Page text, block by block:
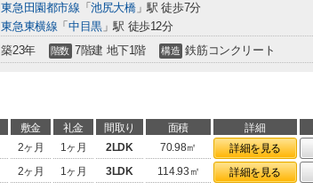
東急田園都市線 「池尻大橋」駅 徒歩7分
東急東横線 「 中目黒」駅 徒歩12分
築23年 階数 7階建 地下1階 構造 鉄筋コンクリート
敷金 礼金 間取り 面積 詳細
2ヶ月 1ヶ月 2LDK 70.98㎡ 詳細を見る
2ヶ月 1ヶ月 3LDK 114.93㎡ 詳細を見る